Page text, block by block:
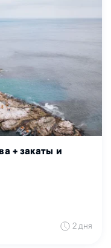
+ закаты и
2 дня